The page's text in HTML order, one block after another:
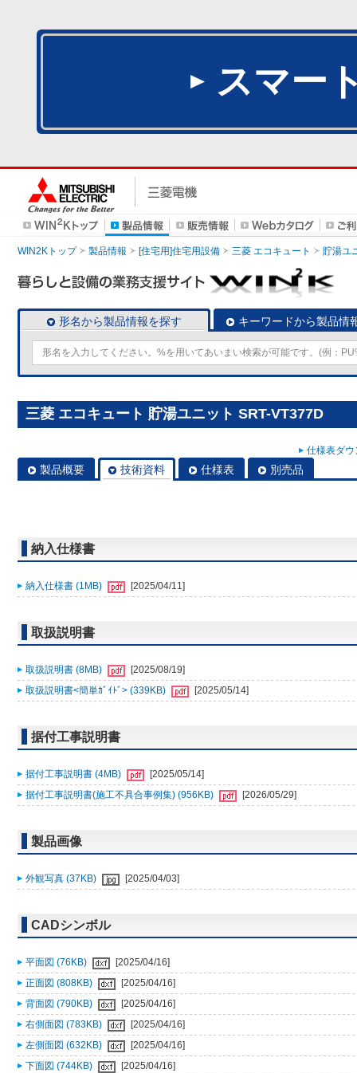
スマー
WIN2Kトップ 製品情報 [住宅用]住宅用設備 三菱 エコキュート 貯湯ユ
形名から製品情報を探す キーワードから製品情
三菱 エコキュート 貯湯ユニット SRT-VT377D
仕様表ダ
製品概要 技術資料 仕様表 別売品
納入仕様書
納入仕様書 (1MB) [2025/04/11]
取扱説明書
取扱説明書 (8MB)
[2025/08/19]
取扱説明書<簡単ｶﾞｲﾄﾞ> (339KB)
[2025/05/14]
据付工事説明書
据付工事説明書 (4MB)
[2025/05/14]
据付工事説明書(施工不具合事例集) (956KB)
[2026/05/29]
製品画像
外観写真 (37KB) [2025/04/03]
CADシンボル
平面図 (76KB)
[2025/04/16]
正面図 (808KB)
[2025/04/16]
背面図 (790KB)
[2025/04/16]
右側面図 (783KB)
[2025/04/16]
左側面図 (632KB)
[2025/04/16]
下面図 (744KB)
[2025/04/16]